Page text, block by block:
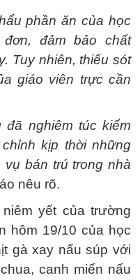
phần ăn của học
đảm bảo chất
Tuy nhiên, thiếu sót
giáo viên trực cần
đã nghiêm túc kiểm
kịp thời những
bán trú trong nhà
nêu rõ.
yết của trường
hôm 19/10 của học
gà xay nấu súp với
canh miến nấu